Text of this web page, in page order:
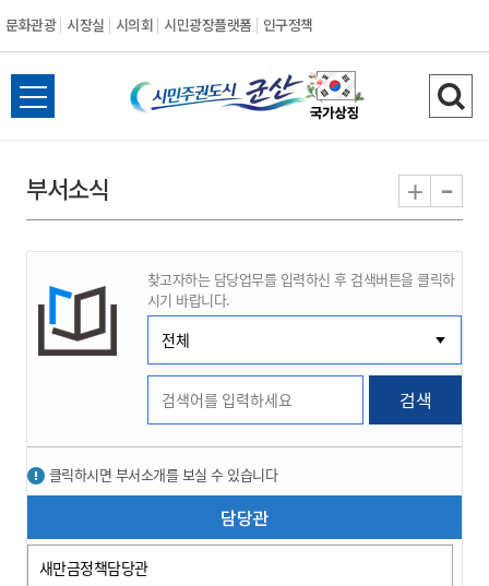
문화관광 시장실 시의회 시민광장플랫폼 인구정책
시
민
권
도
시
군
산
전
체
뉴
열
검
색
기
부서소식 + -
찾고자하는 담당업무를 입력하신 후 검색버튼을 클릭하
시기 바랍니다.
검색
클릭하시면 부서소개를 보실 수 있습니다
담당관
새만금정책담당관